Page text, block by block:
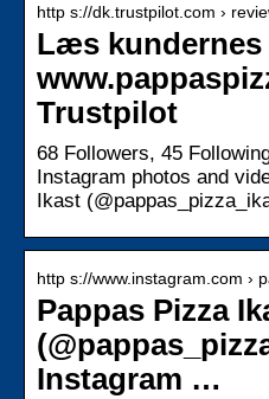
http s://dk.trustpilot.com ›
Læs kundernes
Trustpilot
68 Followers, 45
Instagram photos and
Ikast
http s://www.instagram.com ›
Pappas Pizza
Instagram …